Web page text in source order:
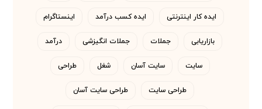
ایده کار اینترنتی ایده کسب درآمد اینستاگرام
بازاریابی جملات جملات انگیزشی درآمد
سایت سایت آسان شغل طراحی
طراحی سایت طراحی سایت آسان